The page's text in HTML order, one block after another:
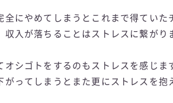
にやめてしまうとこれまで得ていた
入が落ちることはストレスに繋がり
オシゴトをするのもストレスを感じま
ってしまうとまた更にストレスを抱